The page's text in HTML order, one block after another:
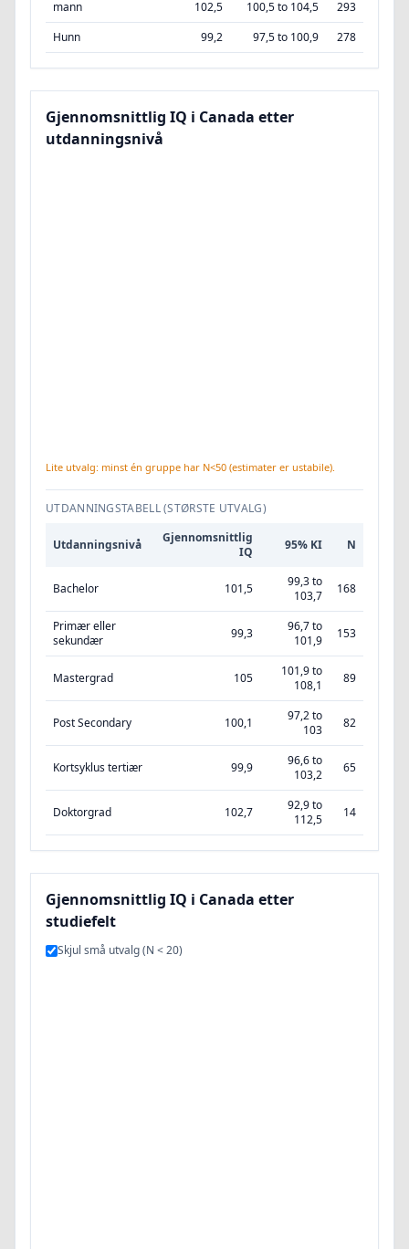
mann 102,5 100,5 to 104,5
293
Hunn
99,2 97,5 to 100,9 278
Gjennomsnittlig IQ i Canada etter
utdanningsnivå
Lite utvalg: minst én gruppe har N<50 (estimater er ustabile).
UTDANNINGSTABELL (STØRSTE UTVALG)
Utdanningsnivå
Gjennomsnittlig
IQ
95% KI N
Bachelor 101,5
99,3 to
103,7
168
Primær eller
sekundær
99,3
96,7 to
101,9
153
Mastergrad 105
101,9 to
108,1
89
Post Secondary 100,1
97,2 to
103
82
Kortsyklus tertiær 99,9
96,6 to
103,2
65
Doktorgrad 102,7
92,9 to
112,5
14
Gjennomsnittlig IQ i Canada etter
studiefelt
Skjul små utvalg (N < 20)